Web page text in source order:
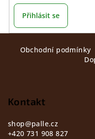
Přihlásit se
Obchodní podmínky
Kontakt
shop@palle.cz
+420 731 908 827